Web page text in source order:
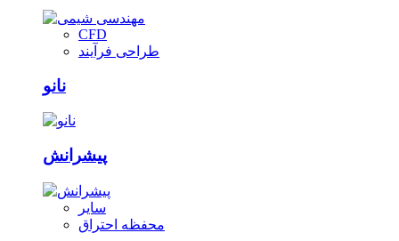
CFD
طراحی فرآیند
نانو
پیشرانش
سایر
محفظه احتراق